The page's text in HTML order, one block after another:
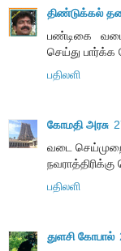
திண்டுக்கல்
பண்டிகை
செய்து பார்க்க
பதிலளி
கோமதி அரசு
வடை செய்முறை
பதிலளி
துளசி கோபால்